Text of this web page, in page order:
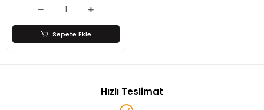
Sepete Ekle
Hızlı Teslimat